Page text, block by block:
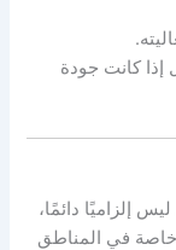
إذا كانت جودة
إلزاميًا دائمًا،
خاصة في المناطق